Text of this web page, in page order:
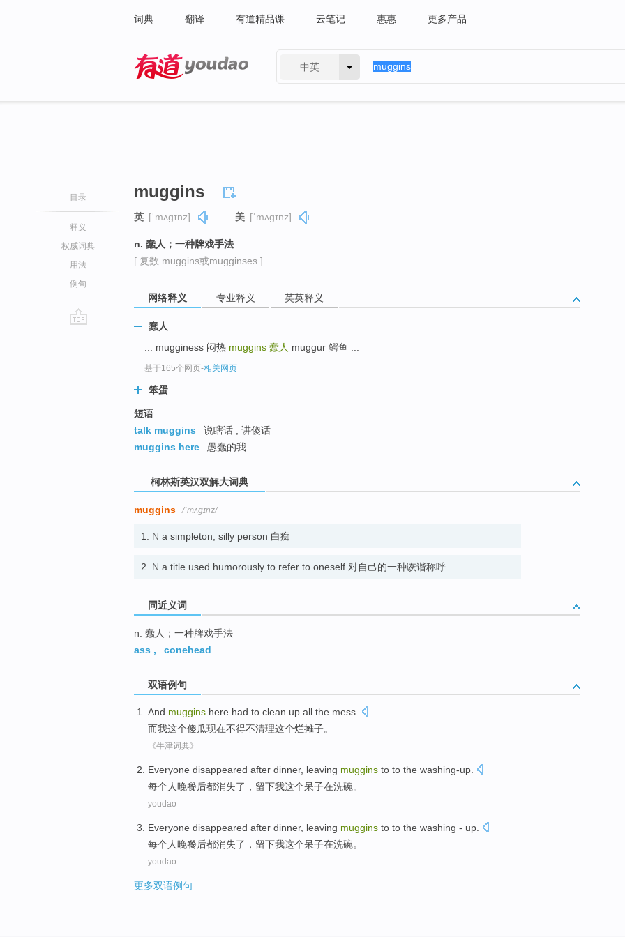
词典 翻译 有道精品课 云笔记 惠惠 更多产品
中英
目录
释义
权威词典
用法
例句
muggins
英 [ˈmʌɡɪnz] 美 [ˈmʌɡɪnz]
n. 蠢人；一种牌戏手法
[ 复数 muggins或mugginses ]
网络释义 专业释义 英英释义
蠢人
... mugginess 闷热 muggins 蠢人 muggur 鳄鱼 ...
基于165个网页-相关网页
笨蛋
短语
talk muggins
说瞎话 ; 讲傻话
muggins here
愚蠢的我
柯林斯英汉双解大词典
muggins /ˈmʌɡɪnz/
1. N a simpleton; silly person 白痴
2. N a title used humorously to refer to oneself 对自己的一种诙谐称呼
同近义词
n. 蠢人；一种牌戏手法
ass , conehead
双语例句
And muggins here had to clean up all the mess.
而我这个傻瓜现在不得不清理这个烂摊子。
《牛津词典》
Everyone disappeared after dinner, leaving muggins to to the washing-up
每个 人晚餐后都消失了 ， 留下我这个呆子在洗碗。
youdao
Everyone disappeared after dinner, leaving muggins to to the washing - up.
每个 人晚餐后都消失了 ， 留下我这个呆子在洗碗。
youdao
更多双语例句